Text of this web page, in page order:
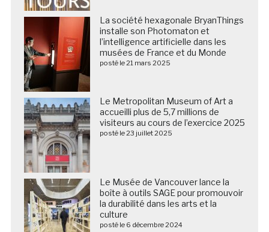
La société hexagonale BryanThings
installe son Photomaton et
l’intelligence artificielle dans les
musées de France et du Monde
posté le 21 mars 2025
Le Metropolitan Museum of Art a
accueilli plus de 5,7 millions de
visiteurs au cours de l’exercice 2025
posté le 23 juillet 2025
Le Musée de Vancouver lance la
boîte à outils SAGE pour promouvoir
la durabilité dans les arts et la
culture
posté le 6 décembre 2024